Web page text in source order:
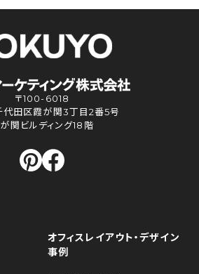
〒100-6018
代田区霞が関3丁目2番5号
関ビルディング18階
オフィスレイアウト・デザイン
事例